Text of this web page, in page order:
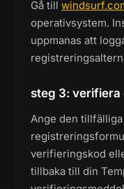
Gå till
operativsystem.
uppmanas att
steg 3: verifiera
Ange den
verifieringskod
tillbaka till din